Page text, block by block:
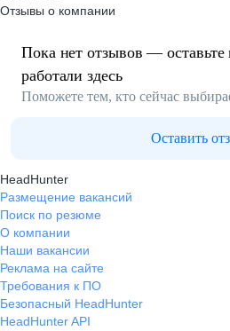
Отзывы о компании
Пока нет отзывов — оставьте
работали здесь
Поможете тем, кто сейчас
Оставить
HeadHunter
Размещение вакансий
Поиск по резюме
О компании
Наши вакансии
Реклама на сайте
Требования к ПО
Безопасный HeadHunter
HeadHunter API